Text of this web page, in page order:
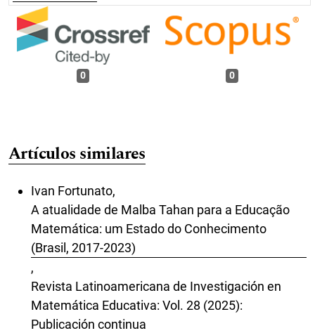
0 0
Artículos similares
Ivan Fortunato,
A atualidade de Malba Tahan para a Educação
Matemática: um Estado do Conhecimento
(Brasil, 2017-2023)
,
Revista Latinoamericana de Investigación en
Matemática Educativa: Vol. 28 (2025):
Publicación continua